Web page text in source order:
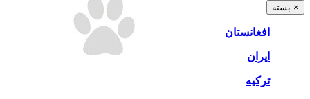
× بسته
افغانستان
ایران
ترکیه